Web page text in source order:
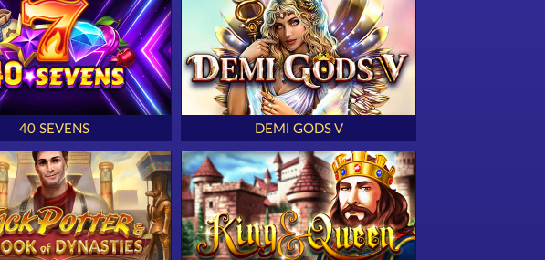
40 SEVENS DEMI GODS V